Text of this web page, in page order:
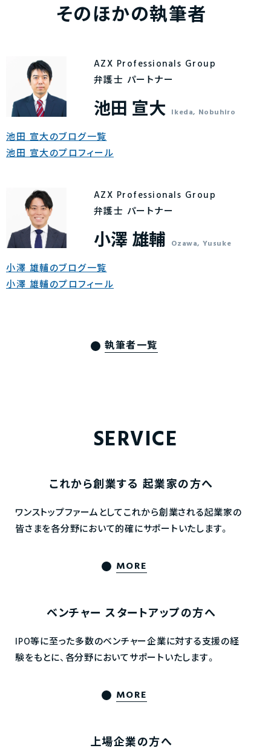
そのほかの執筆者
AZX Professionals Group
弁護士 パートナー
池田 宣大 Ikeda, Nobuhiro
池田 宣大のブログ一覧
池田 宣大のプロフィール
AZX Professionals Group
弁護士 パートナー
小澤 雄輔 Ozawa, Yusuke
小澤 雄輔のブログ一覧
小澤 雄輔のプロフィール
執筆者一覧
SERVICE
これから創業する 起業家の方へ
ワンストップファームとしてこれから創業される起業家の
皆さまを各分野において的確にサポートいたします。
MORE
ベンチャー スタートアップの方へ
IPO等に至った多数のベンチャー企業に対する支援の経
験をもとに、各分野においてサポートいたします。
MORE
上場企業の方へ